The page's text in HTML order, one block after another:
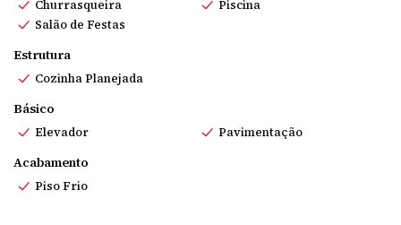
Churrasqueira
Piscina
Salão de Festas
Estrutura
Cozinha Planejada
Básico
Elevador Pavimentação
Acabamento
Piso Frio